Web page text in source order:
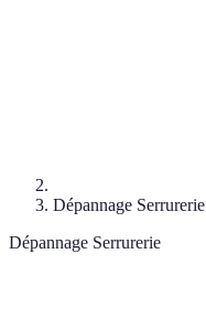
Dépannage Serrurerie
Dépannage Serrurerie